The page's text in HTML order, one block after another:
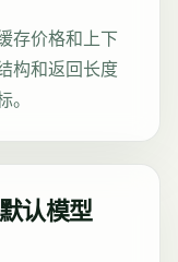
存价格和上下
构和返回长度
认模型